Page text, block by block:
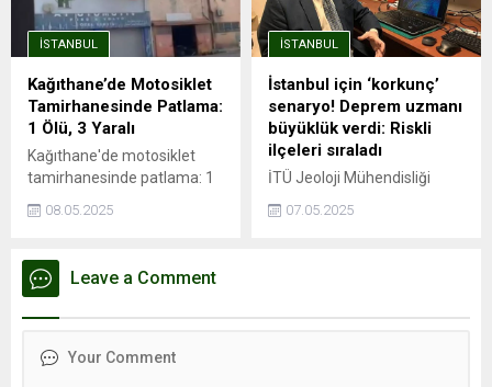
önceki yıla göre %41,49
artarak ortalama 26.490
TL’ye yükseldi. Ancak bu
genel artış trendinin aksine,
Kağıthane kiralık ve satılık
konut değer artışında
İstanbul’un en...
Avrupa Yakası'nda önemli
aktarma istasyonları ile
entegrasyonu olan ve
İstanbul Havalimanı'na ...
İSTANBUL
Kağıthane’de Motosiklet
Tamirhanesinde Patlama:
1 Ölü, 3 Yaralı
Kağıthane'de motosiklet
tamirhanesinde patlama: 1
ölü, 3 yaralıPatlama
esnasında depoda mahsur
kaybettiİSTANBUL - İstanbul
Kağıthane'de motosiklet
meydana geldiği iddia edildi.
08.05.2025
İSTANBUL
İstanbul için ‘korkunç’
senaryo! Deprem uzmanı
büyüklük verdi: Riskli
ilçeleri sıraladı
İTÜ Jeoloji Mühendisliği
öğretim üyesi Prof. Dr. Cenk
Yaltırak, İstanbul’da
07.05.2025
Leave a Comment